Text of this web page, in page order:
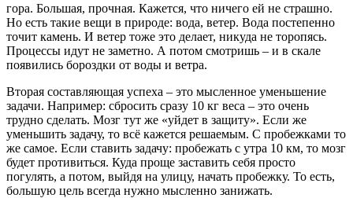
гора. Большая, прочная. Кажется, что ничего ей не страшно.
Но есть такие вещи в природе: вода, ветер. Вода постепенно
точит камень. И ветер тоже это делает, никуда не торопясь.
Процессы идут не заметно. А потом смотришь – и в скале
появились бороздки от воды и ветра.
Вторая составляющая успеха – это мысленное уменьшение
задачи. Например: сбросить сразу 10 кг веса – это очень
трудно сделать. Мозг тут же «уйдет в защиту». Если же
уменьшить задачу, то всё кажется решаемым. С пробежками то
же самое. Если ставить задачу: пробежать с утра 10 км, то мозг
будет противиться. Куда проще заставить себя просто
погулять, а потом, выйдя на улицу, начать пробежку. То есть,
большую цель всегда нужно мысленно занижать.